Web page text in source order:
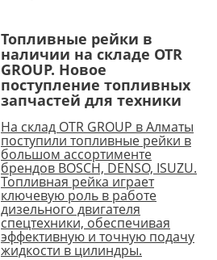
Топливные рейки в
наличии на складе OTR
GROUP. Новое
поступление топливных
запчастей для техники
На склад OTR GROUP в Алматы
поступили топливные рейки в
большом ассортименте
брендов BOSCH, DENSO, ISUZU.
Топливная рейка играет
ключевую роль в работе
дизельного двигателя
спецтехники, обеспечивая
эффективную и точную подачу
жидкости в цилиндры.